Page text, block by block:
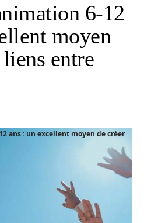
6-12
moyen
entre
ans : un excellent moyen de créer